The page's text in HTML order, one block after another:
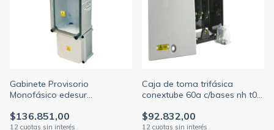
Gabinete Provisorio
Monofásico edesur
$136.851,00
Caja de toma trifásica
conextube 60a c/bases nh t00
$92.832,00